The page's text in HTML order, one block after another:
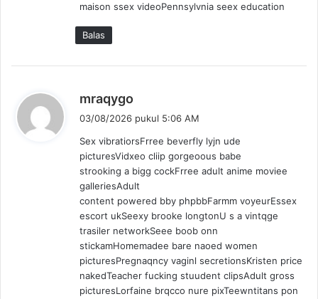
maison ssex videoPennsylvnia seex education
Balas
mraqygo
k
a
t
03/08/2026 pukul 5:06 AM
Sex vibratiorsFrree beverfly lyjn ude
picturesVidxeo cliip gorgeoous babe
strooking a bigg cockFrree adult anime moviee
galleriesAdult
content powered bby phpbbFarmm voyeurEssex
escort ukSeexy brooke longtonU s a vintqge
trasiler networkSeee boob onn
stickamHomemadee bare naoed women
picturesPregnaqncy vaginl secretionsKristen price
nakedTeacher fucking stuudent clipsAdult gross
picturesLorfaine brqcco nure pixTeewntitans pon